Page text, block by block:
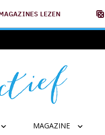
LEZEN
MAGAZINE